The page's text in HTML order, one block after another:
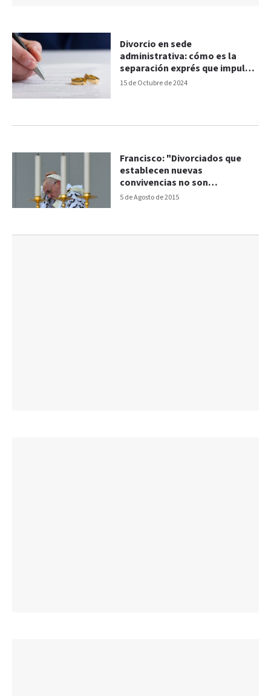
15 de Octubre de 2024
Divorcio en sede
administrativa: cómo es la
separación exprés que impulsa
el gobierno
5 de Agosto de 2015
Francisco: "Divorciados que
establecen nuevas
convivencias no son
excomulgados"